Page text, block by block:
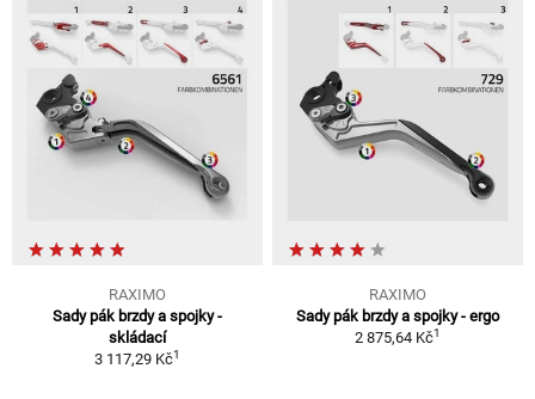
RAXIMO
Sady pák brzdy a spojky -
skládací
3 117,29 Kč1
RAXIMO
Sady pák brzdy a spojky - ergo
2 875,64 Kč1